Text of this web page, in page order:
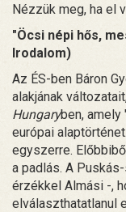
Nézzük meg, ha el
"Öcsi népi hős,
Irodalom)
Az ÉS-ben Báron
alakjának
Hungaryben,
európai
egyszerre.
a padlás. A
érzékkel Almási -,
elválaszthatatlanul